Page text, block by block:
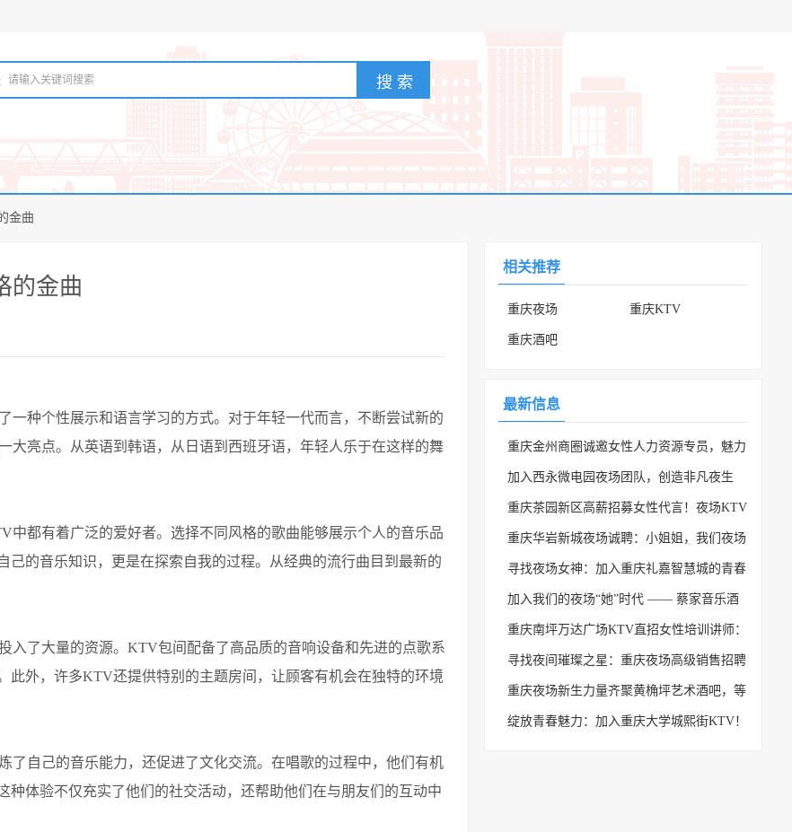
金曲
的金曲
种个性展示和语言学习的方式。对于年轻一代而言，不断尝试新的
大亮点。从英语到韩语，从日语到西班牙语，年轻人乐于在这样的舞
都有着广泛的爱好者。选择不同风格的歌曲能够展示个人的音乐品
的音乐知识，更是在探索自我的过程。从经典的流行曲目到最新的
入了大量的资源。KTV包间配备了高品质的音响设备和先进的点歌系
此外，许多KTV还提供特别的主题房间，让顾客有机会在独特的环境
自己的音乐能力，还促进了文化交流。在唱歌的过程中，他们有机
体验不仅充实了他们的社交活动，还帮助他们在与朋友们的互动中
相关推荐
重庆夜场 重庆KTV
重庆酒吧
最新信息
重庆金州商圈诚邀女性人力资源专员，魅力
与欢乐的职场等你来
加入西永微电园夜场团队，创造非凡夜生
活！
重庆茶园新区高薪招募女性代言！夜场KTV
等你来舞台闪耀！
重庆华岩新城夜场诚聘：小姐姐，我们夜场
需要你！
寻找夜场女神：加入重庆礼嘉智慧城的青春
聚集地
加入我们的夜场“她”时代 —— 蔡家音乐酒
吧新媒体运营招聘火热进行中！
重庆南坪万达广场KTV直招女性培训讲师：
加入夜场新天地，成就你的迷人舞台！
寻找夜间璀璨之星：重庆夜场高级销售招聘
正式开启！
重庆夜场新生力量齐聚黄桷坪艺术酒吧，等
你来加入！
绽放青春魅力：加入重庆大学城熙街KTV！